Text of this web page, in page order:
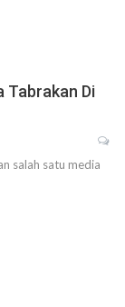
Tabrakan Di
salah satu media